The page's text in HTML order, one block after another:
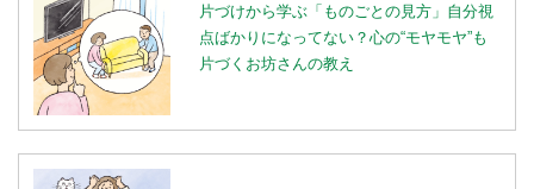
片づけから学ぶ「ものごとの見方」自分視
点ばかりになってない？心の“モヤモヤ”も
片づくお坊さんの教え